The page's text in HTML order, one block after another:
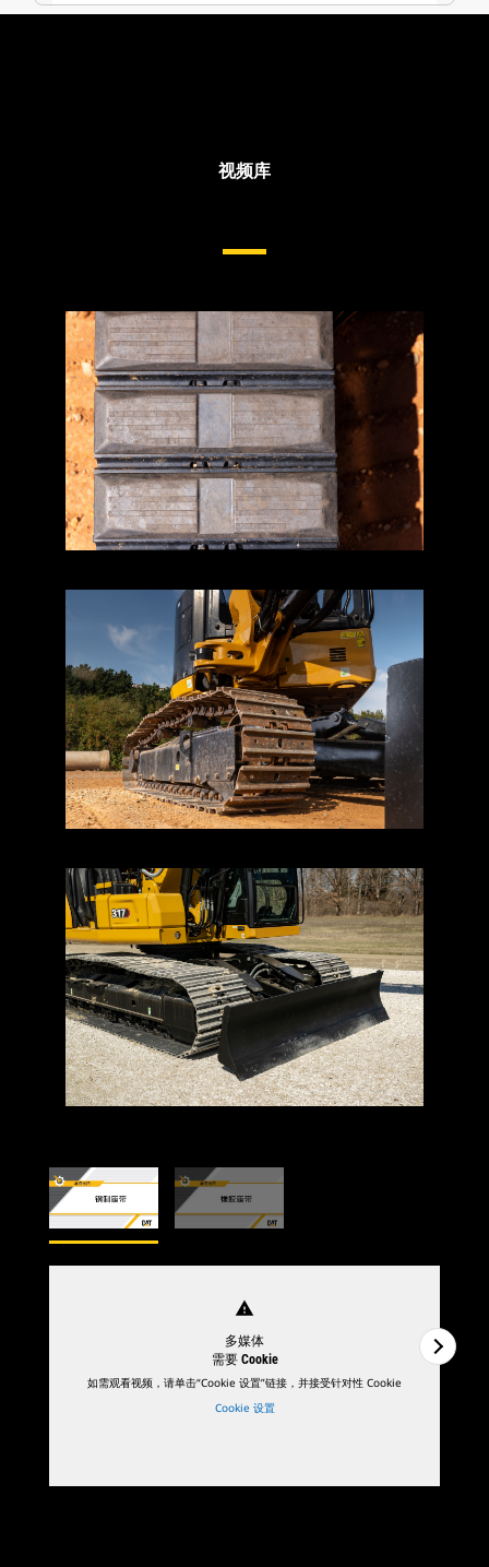
视频库
warning
多媒体
需要 Cookie
如需观看视频，请单击“Cookie 设置”链接，并接受针对性 Cookie
Cookie 设置